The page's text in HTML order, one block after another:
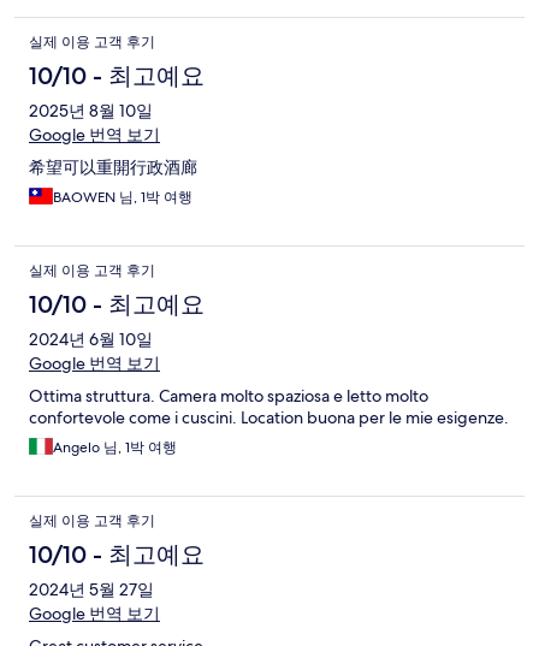
실제 이용 고객 후기
10/10 - 최고예요
2025년 8월 10일
Google 번역 보기
希望可以重開行政酒廊
BAOWEN 님, 1박 여행
실제 이용 고객 후기
10/10 - 최고예요
2024년 6월 10일
Google 번역 보기
Ottima struttura. Camera molto spaziosa e letto molto
confortevole come i cuscini. Location buona per le mie esigenze.
Angelo 님, 1박 여행
실제 이용 고객 후기
10/10 - 최고예요
2024년 5월 27일
Google 번역 보기